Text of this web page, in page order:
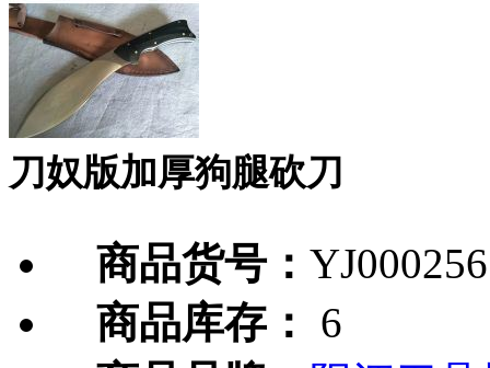
刀奴版加厚狗腿砍刀
商品货号： YJ000256
商品库存：
6